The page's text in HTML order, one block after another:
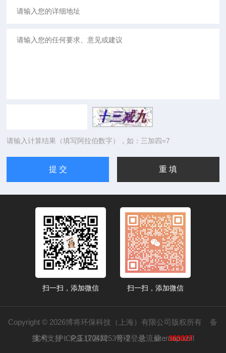
请输入计算结果（填写阿拉伯数字），如：三加四=7
扫一扫，添加微信 扫一扫，添加微信
Copyright © 2026博将环保科技（上海）有限公司版权所有 备
案号：沪ICP备17041253号-2总流量：363027
技术支持：化工仪器网 管理登录 sitemap.xml